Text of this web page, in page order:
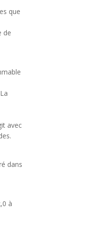
que
de
avec
dans
à